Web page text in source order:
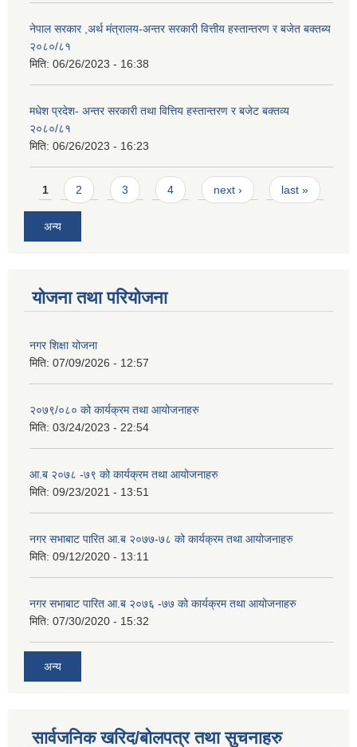
नेपाल सरकार ,अर्थ मंत्रालय-अन्तर सरकारी वित्तीय हस्तान्तरण र बजेत बक्तब्य
२०८०/८१
मिति: 06/26/2023 - 16:38
मधेश प्रदेश- अन्तर सरकारी तथा वित्तिय हस्तान्तरण र बजेट बक्तव्य
२०८०/८१
मिति: 06/26/2023 - 16:23
Pages
1 2 3 4 next › last »
अन्य
योजना तथा परियोजना
नगर शिक्षा योजना
मिति: 07/09/2026 - 12:57
२०७९/०८० को कार्यक्रम तथा आयोजनाहरु
मिति: 03/24/2023 - 22:54
आ.ब २०७८ -७९ को कार्यक्रम तथा आयोजनाहरु
मिति: 09/23/2021 - 13:51
नगर सभाबाट पारित आ.ब २०७७-७८ को कार्यक्रम तथा आयोजनाहरु
मिति: 09/12/2020 - 13:11
नगर सभाबाट पारित आ.ब २०७६ -७७ को कार्यक्रम तथा आयोजनाहरु
मिति: 07/30/2020 - 15:32
अन्य
सार्वजनिक खरिद/बोलपत्र तथा सुचनाहरु